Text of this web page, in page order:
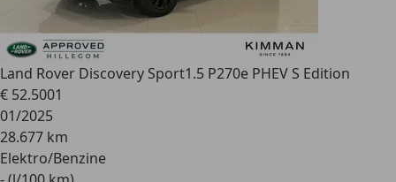
Land Rover Discovery Sport1.5 P270e PHEV S Edition
€ 52.5001
01/2025
28.677 km
Elektro/Benzine